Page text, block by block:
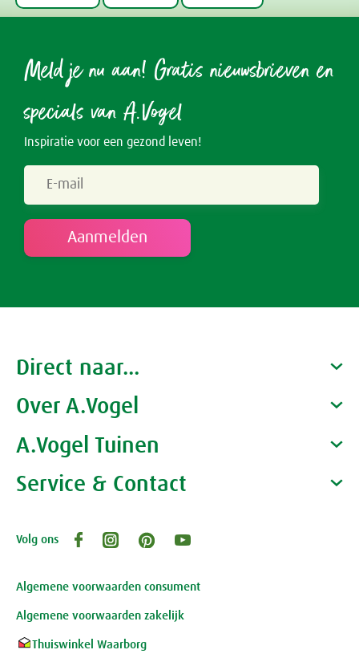
Meld je nu aan! Gratis nieuwsbrieven en
specials van A.Vogel
Inspiratie voor een gezond leven!
Direct naar...
Producten
Gezondheidscoaches
Over A.Vogel
Alfred Vogel
Waarom A.Vogel kiezen
A.Vogel Tuinen
Over A.Vogel tuinen
Openingstijden, route en adres
Service & Contact
Klantenservice webwinkel
Review-richtlijnen
Volg ons
Algemene voorwaarden consument
Algemene voorwaarden zakelijk
Thuiswinkel Waarborg